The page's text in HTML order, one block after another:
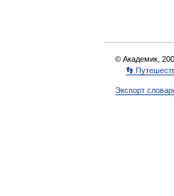
© Академик,
👣
Экспорт